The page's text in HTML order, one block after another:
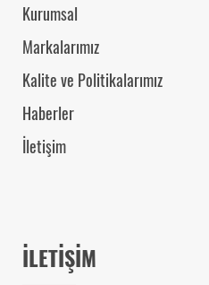
Kurumsal
Markalarımız
Kalite ve Politikalarımız
Haberler
İletişim
İLETİŞİM